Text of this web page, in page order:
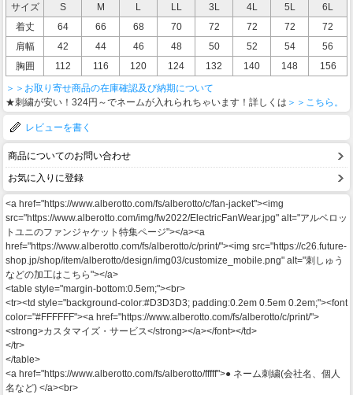
サイズ S M L LL 3L 4L 5L
6L
着丈
64 66 68 70 72 72 72
72
肩幅
42 44 46 48 50 52 54
56
胸囲
112 116 120 124 132 140 148
156
＞＞お取り寄せ商品の在庫確認及び納期について
★刺繍が安い！324円～でネームが入れられちゃいます！詳しくは ＞＞こちら。
レビューを書く
商品についてのお問い合わせ
お気に入りに登録
<a href="https://www.alberotto.com/fs/alberotto/c/fan-jacket"><img
src="https://www.alberotto.com/img/fw2022/ElectricFanWear.jpg" alt="アルベロッ
トユニのファンジャケット特集ページ"></a><a
href="https://www.alberotto.com/fs/alberotto/c/print/"><img src="https://c26.future-
shop.jp/shop/item/alberotto/design/img03/customize_mobile.png" alt="刺しゅう
などの加工はこちら"></a>
<table style="margin-bottom:0.5em;"><br>
<tr><td style="background-color:#D3D3D3; padding:0.2em 0.5em 0.2em;"><font
color="#FFFFFF"><a href="https://www.alberotto.com/fs/alberotto/c/print/">
<strong>カスタマイズ・サービス</strong></a></font></td>
</tr>
</table>
<a href="https://www.alberotto.com/fs/alberotto/fffff">● ネーム刺繍(会社名、個人
名など) </a><br>